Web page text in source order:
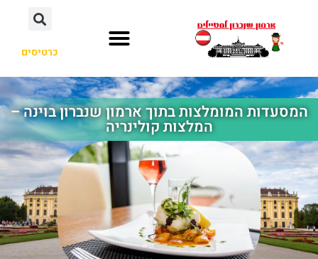
כרטיסים
המסעדות המומלצות בתוך ארמון שנברון בוינה –
המלצות קולינריה